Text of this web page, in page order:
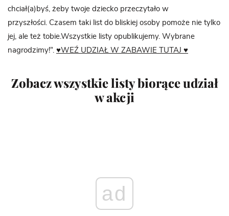
chciał(a)byś, żeby twoje dziecko przeczytało w
przyszłości. Czasem taki list do bliskiej osoby pomoże nie tylko
jej, ale też tobie.Wszystkie listy opublikujemy. Wybrane
nagrodzimy!”. ♥WEŹ UDZIAŁ W ZABAWIE TUTAJ ♥
Zobacz wszystkie listy biorące udział
w akcji
ad